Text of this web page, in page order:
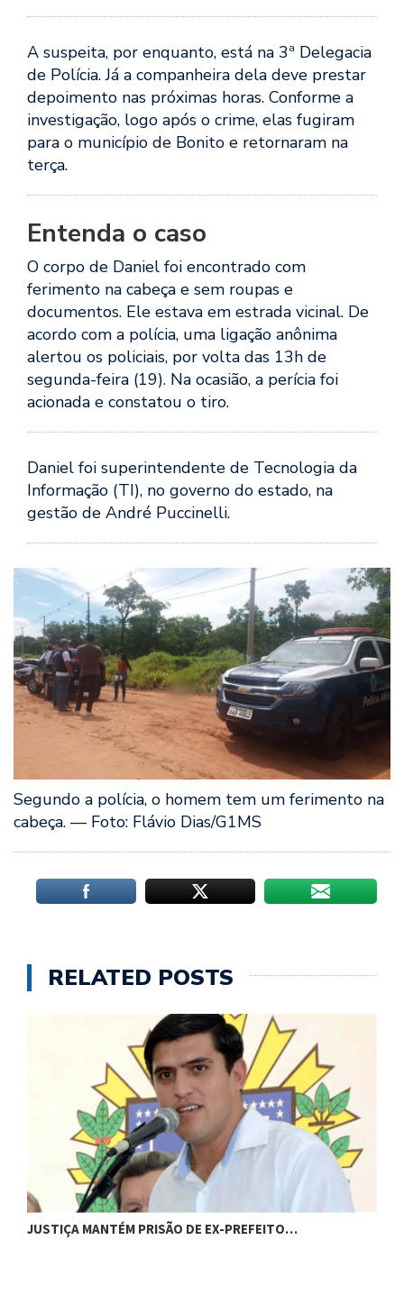
A suspeita, por enquanto, está na 3ª Delegacia
de Polícia. Já a companheira dela deve prestar
depoimento nas próximas horas. Conforme a
investigação, logo após o crime, elas fugiram
para o município de Bonito e retornaram na
terça.
Entenda o caso
O corpo de Daniel foi encontrado com
ferimento na cabeça e sem roupas e
documentos. Ele estava em estrada vicinal. De
acordo com a polícia, uma ligação anônima
alertou os policiais, por volta das 13h de
segunda-feira (19). Na ocasião, a perícia foi
acionada e constatou o tiro.
Daniel foi superintendente de Tecnologia da
Informação (TI), no governo do estado, na
gestão de André Puccinelli.
Segundo a polícia, o homem tem um ferimento na
cabeça. — Foto: Flávio Dias/G1MS
RELATED POSTS
JUSTIÇA MANTÉM PRISÃO DE EX-PREFEITO…